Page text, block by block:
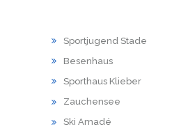
Sportjugend Stade
Besenhaus
Sporthaus Klieber
Zauchensee
Ski Amadé